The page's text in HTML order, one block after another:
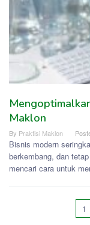
Maklon
By Praktisi Maklon
Bisnis modern
berkembang, dan
mencari cara untuk
1